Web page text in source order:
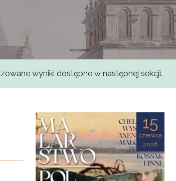
wyniki dostępne w następnej sekcji.
15
czerwca
2026